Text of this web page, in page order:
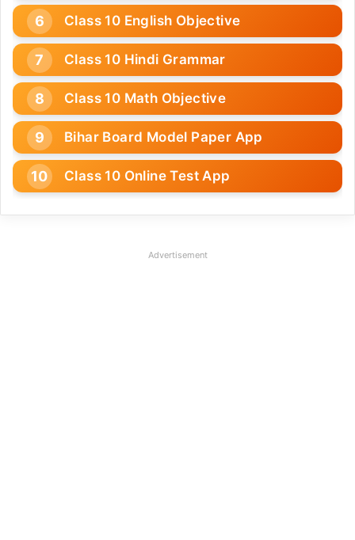
Class 10 English Objective
Class 10 Hindi Grammar
Class 10 Math Objective
Bihar Board Model Paper App
Class 10 Online Test App
Advertisement